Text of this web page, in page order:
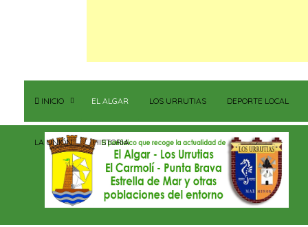
INICIO EL ALGAR LOS URRUTIAS DEPORTE LOCAL
LA UNIÓN HISTORIA